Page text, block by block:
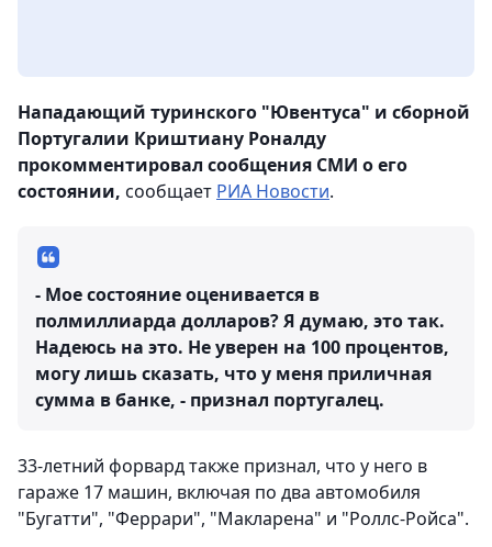
Нападающий туринского "Ювентуса" и сборной
Португалии Криштиану Роналду
прокомментировал сообщения СМИ о его
состоянии, сообщает РИА Новости.
- Мое состояние оценивается в
полмиллиарда долларов? Я думаю, это так.
Надеюсь на это. Не уверен на 100 процентов,
могу лишь сказать, что у меня приличная
сумма в банке, - признал португалец.
33-летний форвард также признал, что у него в
гараже 17 машин, включая по два автомобиля
"Бугатти", "Феррари", "Макларена" и "Роллс-Ройса".